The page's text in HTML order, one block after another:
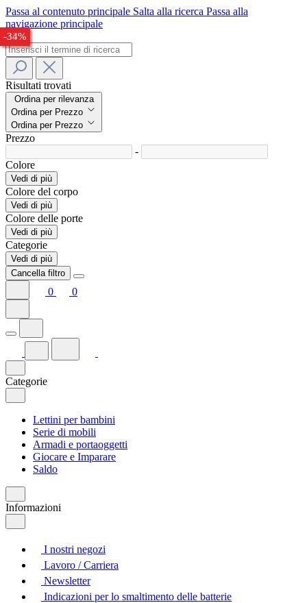
Passa al contenuto principale Salta alla ricerca Passa alla
navigazione principale
Risultati trovati
Ordina per rilevanza
Ordina per Prezzo
Ordina per Prezzo
Prezzo
-
Colore
Vedi di più
Colore del corpo
Vedi di più
Colore delle porte
Vedi di più
Categorie
Vedi di più
Cancella filtro
0 0
Categorie
Lettini per bambini
Serie di mobili
Armadi e portaoggetti
Giocare e Imparare
Saldo
Informazioni
I nostri negozi
Lavoro / Carriera
Newsletter
Indicazioni per lo smaltimento delle batterie
-26%
-29%
-33%
-34%